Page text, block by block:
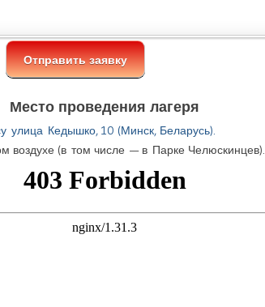
Место проведения лагеря
улица Кедышко, 10 (Минск, Беларусь).
воздухе (в том числе — в Парке Челюскинцев).